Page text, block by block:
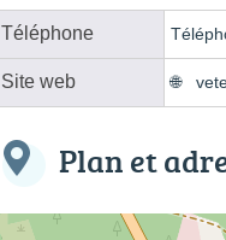
Téléphone
Site web
Plan et